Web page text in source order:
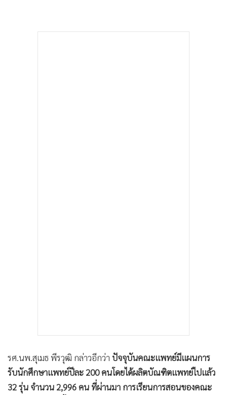
รศ.นพ.สุเมธ พีรวุฒิ กล่าวอีกว่า ปัจจุบันคณะแพทย์มีแผนการ
รับนักศึกษาแพทย์ปีละ 200 คนโดยได้ผลิตบัณฑิตแพทย์ไปแล้ว
32 รุ่น จำนวน 2,996 คน ที่ผ่านมา การเรียนการสอนของคณะ